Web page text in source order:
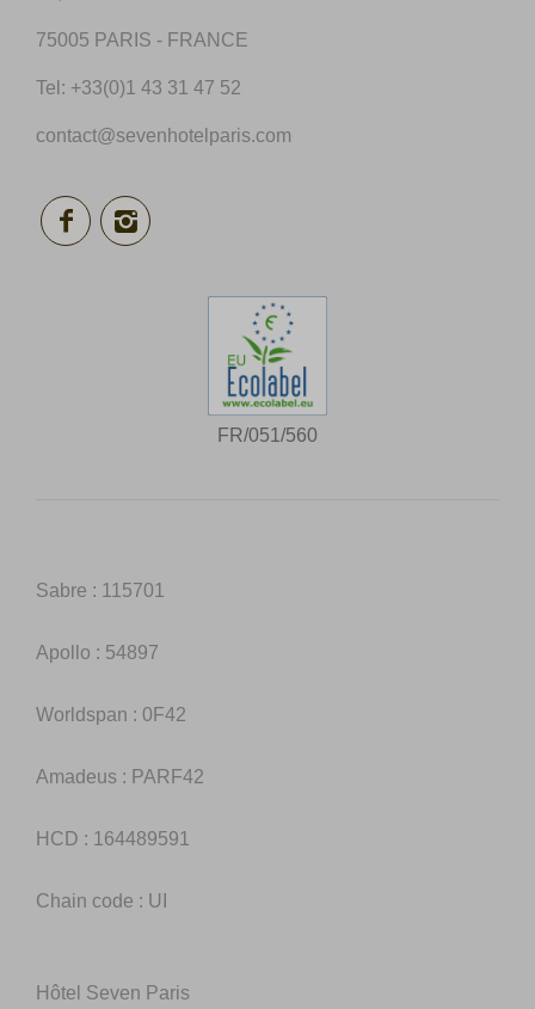
75005 PARIS - FRANCE
Tel: +33(0)1 43 31 47 52
contact@sevenhotelparis.com
FR/051/560
Sabre : 115701
Apollo : 54897
Worldspan : 0F42
Amadeus : PARF42
HCD : 164489591
Chain code : UI
Hôtel Seven Paris